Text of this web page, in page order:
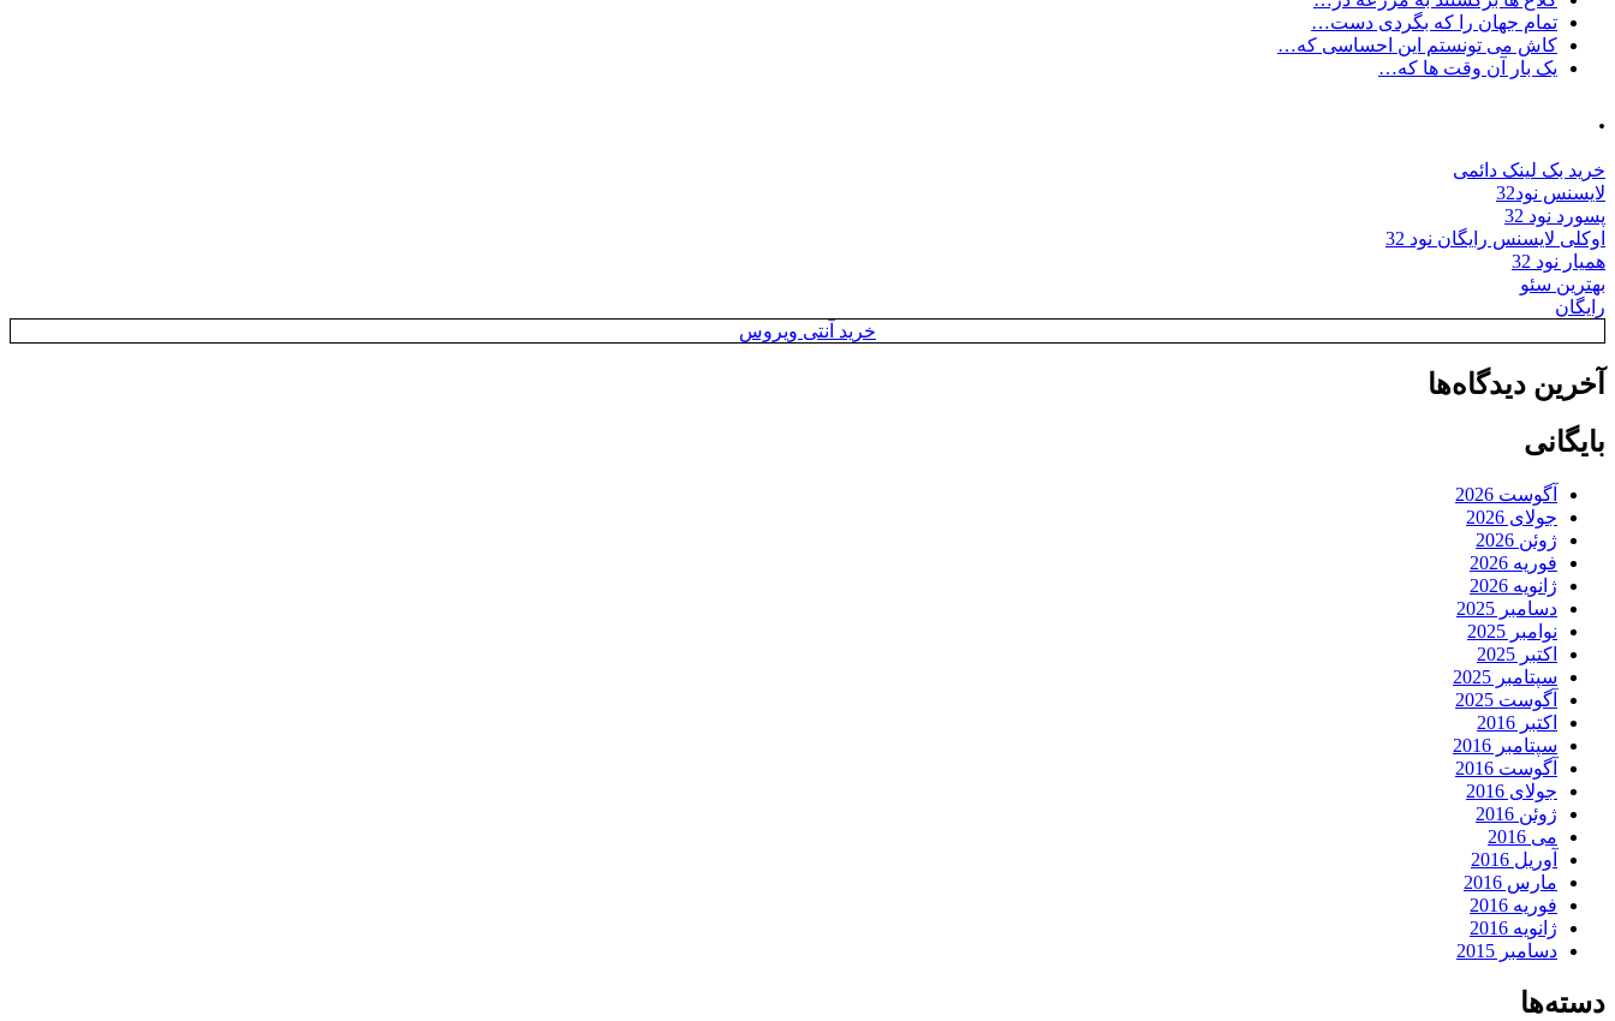
تمام جهان را که بگردی دست…
کاش می تونستم این احساسی که…
یک بار آن وقت ها که…
.
خرید بک لینک دائمی
لایسنس نود32
پسورد نود 32
اوکلی لایسنس رایگان نود 32
همیار نود 32
بهترین سئو
رایگان
خرید آنتی ویروس
آخرین دیدگاه‌ها
بایگانی
آگوست 2026
جولای 2026
ژوئن 2026
فوریه 2026
ژانویه 2026
دسامبر 2025
نوامبر 2025
اکتبر 2025
سپتامبر 2025
آگوست 2025
اکتبر 2016
سپتامبر 2016
آگوست 2016
جولای 2016
ژوئن 2016
می 2016
آوریل 2016
مارس 2016
فوریه 2016
ژانویه 2016
دسامبر 2015
دسته‌ها